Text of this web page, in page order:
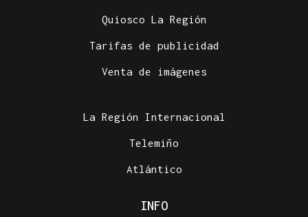
Quiosco La Región
Tarifas de publicidad
Venta de imágenes
La Región Internacional
Telemiño
Atlántico
INFO